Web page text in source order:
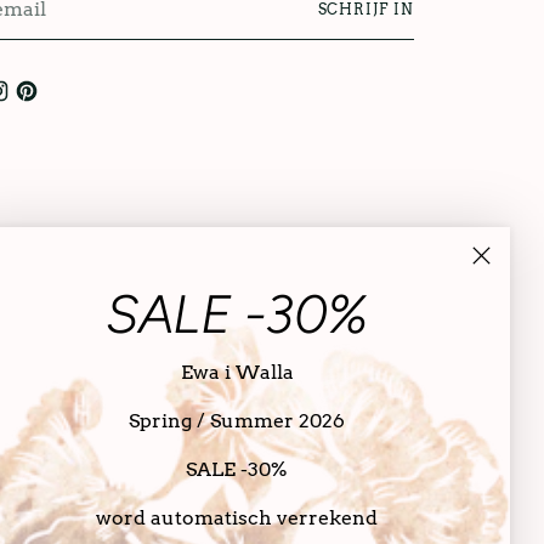
SALE -30%
Ewa i Walla
Spring / Summer 2026
SALE -30%
word automatisch verrekend
SCHRIJF IN